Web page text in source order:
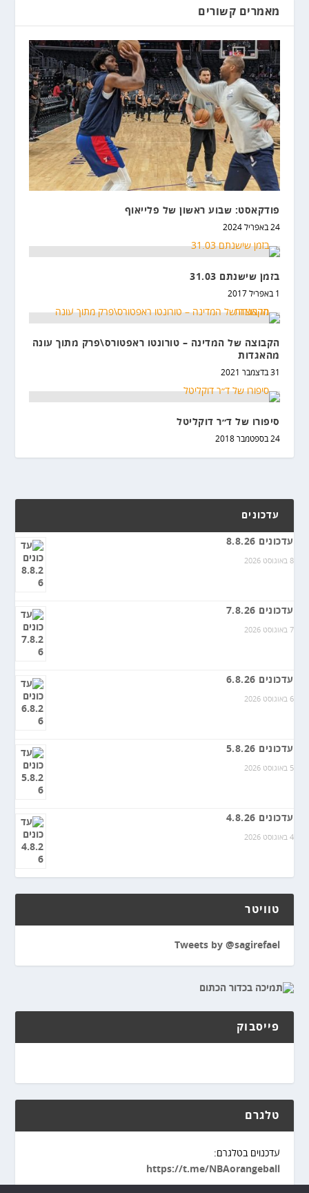
מאמרים קשורים
פודקאסט: שבוע ראשון של פלייאוף
24 באפריל 2024
בזמן שישנתם 31.03
1 באפריל 2017
הקבוצה של המדינה – טורונטו ראפטורס\פרק מתוך עונה
מהאגדות
31 בדצמבר 2021
סיפורו של ד״ר דוקליטל
24 בספטמבר 2018
עדכונים
עדכונים 8.8.26
8 באוגוסט 2026
עדכונים 7.8.26
7 באוגוסט 2026
עדכונים 6.8.26
6 באוגוסט 2026
עדכונים 5.8.26
5 באוגוסט 2026
עדכונים 4.8.26
4 באוגוסט 2026
טוויטר
Tweets by @sagirefael
פייסבוק
טלגרם
עדכנוים בטלגרם:
https://t.me/NBAorangeball